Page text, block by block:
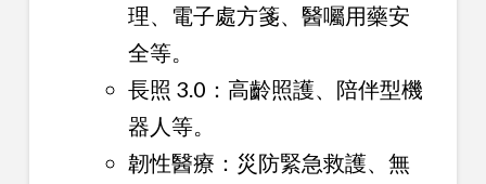
理、電子處方箋、醫囑用藥安
全等。
長照 3.0：高齡照護、陪伴型機
器人等。
韌性醫療：災防緊急救護、無